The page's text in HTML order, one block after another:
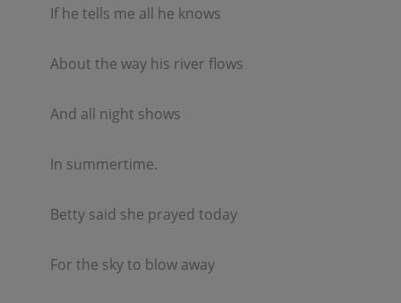
If he tells me all he knows
About the way his river flows
And all night shows
In summertime.
Betty said she prayed today
For the sky to blow away